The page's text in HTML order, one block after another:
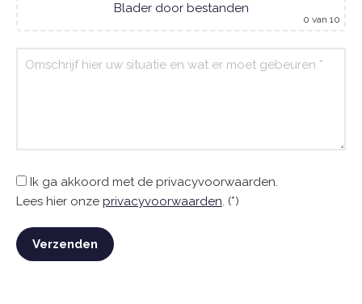
Blader door bestanden
0 van 10
Ik ga akkoord met de privacyvoorwaarden.
Lees hier onze privacyvoorwaarden. (*)